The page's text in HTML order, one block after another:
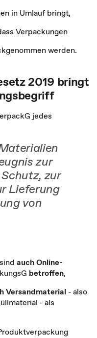
in Umlauf bringt,
Verpackungen
werden.
2019 bringt
jedes
zur
zur
Lieferung
von
auch Online-
betroffen,
Versandmaterial - also
- als